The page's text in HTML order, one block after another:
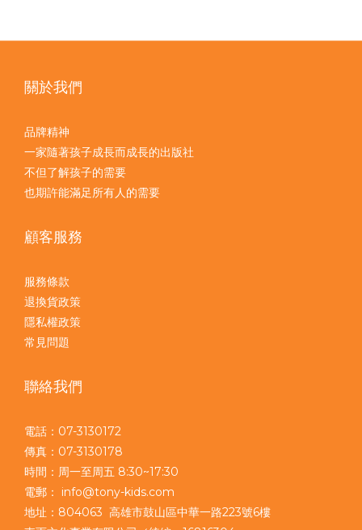
關於我們
品牌精神
一家隨著孩子成長而成長的出版社
不但了解孩子的需要
也期許能滿足所有人的需要
顧客服務
服務條款
退換貨政策
隱私權政策
常見問題
聯絡我們
電話：07-3130172
傳真：07-3130178
時間：周一至周五 8:30~17:30
電郵： info@tony-kids.com
地址：804063 高雄市鼓山區中華一路223號6樓